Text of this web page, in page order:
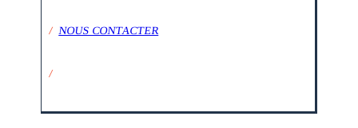
/NOUS CONTACTER
/